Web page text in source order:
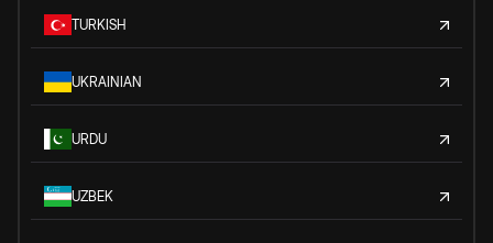
TURKISH
UKRAINIAN
URDU
UZBEK